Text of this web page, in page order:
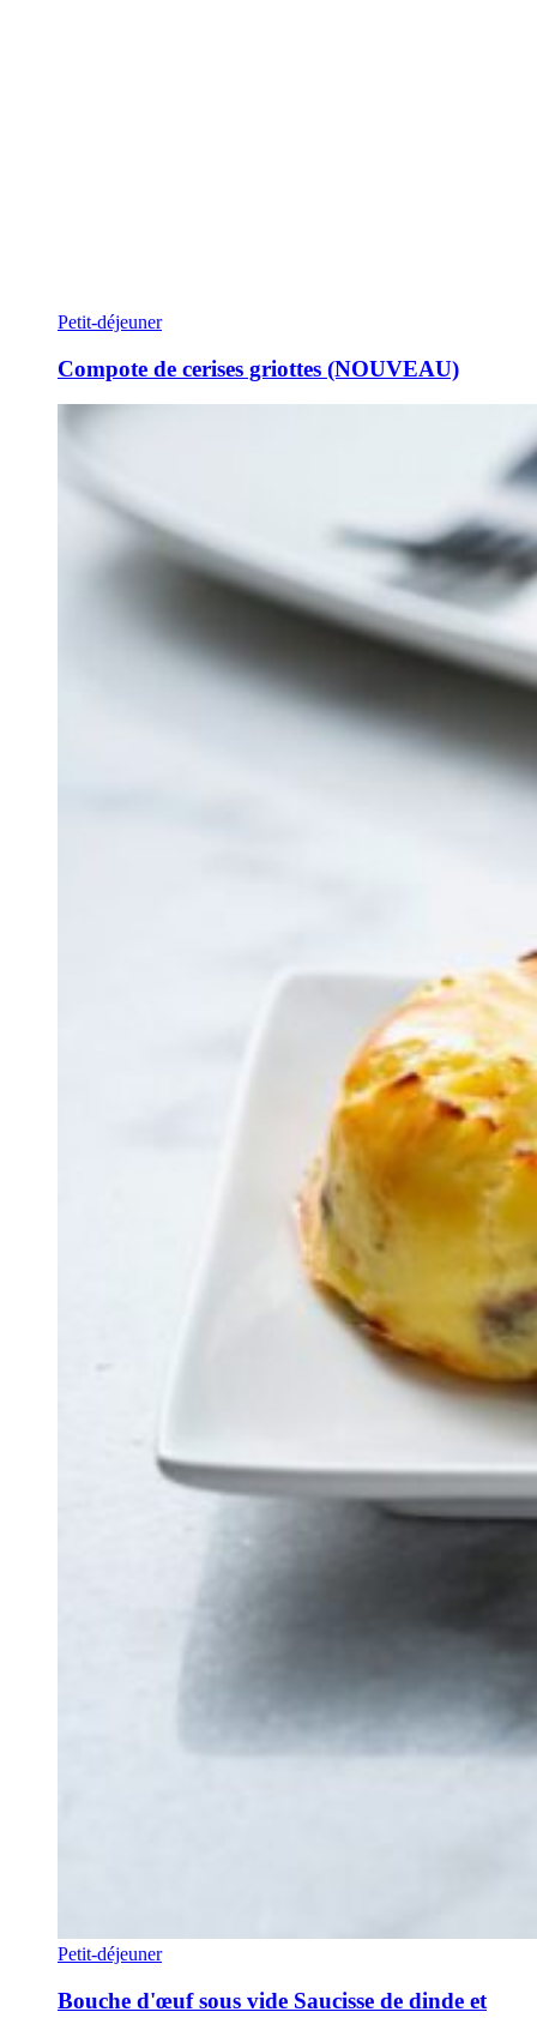
Petit-déjeuner
Compote de cerises griottes (NOUVEAU)
Petit-déjeuner
Bouche d'œuf sous vide Saucisse de dinde et